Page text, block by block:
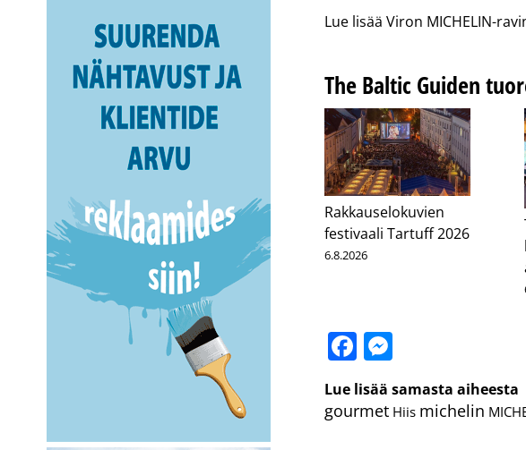
Lue lisää Viron MICHELIN-
The Baltic Guiden
Rakkauselokuvien
festivaali Tartuff 2026
6.8.2026
Facebook
Lue lisää samasta aiheesta
gourmet Hiis michelin